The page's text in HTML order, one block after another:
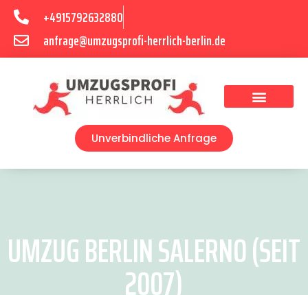
+4915792632880
anfrage@umzugsprofi-herrlich-berlin.de
Unverbindliche Anfrage
UMZUG BERLIN SALERNO (SEIT
2007)